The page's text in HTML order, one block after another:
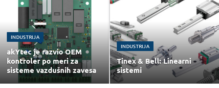
INDUSTRIJA
akYtec je razvio OEM
kontroler po meri za
sisteme vazdušnih zavesa
INDUSTRIJA
Tinex & Bell: Linearni
sistemi